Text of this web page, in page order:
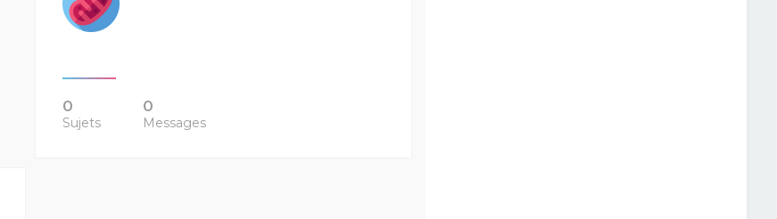
0
Sujets
0
Messages